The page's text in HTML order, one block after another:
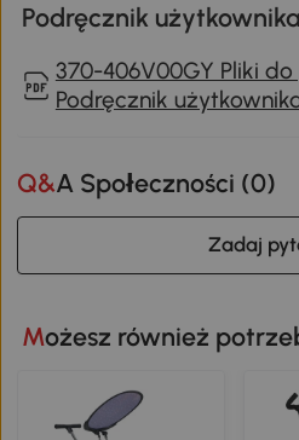
Podręcznik użytkownika
370-406V00GY Pliki
Podręcznik
Q&A Społeczności (0)
Zadaj
Możesz również